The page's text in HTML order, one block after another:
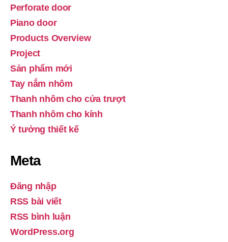
Perforate door
Piano door
Products Overview
Project
Sản phẩm mới
Tay nắm nhôm
Thanh nhôm cho cửa trượt
Thanh nhôm cho kính
Ý tưởng thiết kế
Meta
Đăng nhập
RSS bài viết
RSS bình luận
WordPress.org